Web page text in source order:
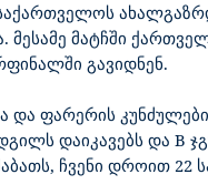
მატჩში
გავიდნენ.
და ფარერის
დაიკავებს და B
ჩვენი დროით 22